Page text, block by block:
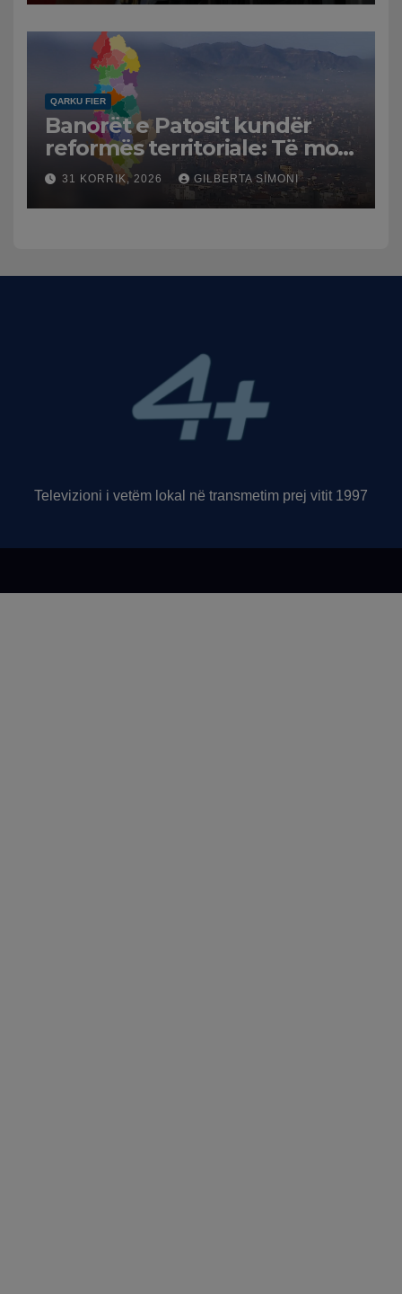
Mesme shtrenjtojnë naftën
dhe benzinën në vend
QARKU FIER
Banorët e Patosit kundër
reformës territoriale: Të mos
humbasim identitetin e
qytetit
31 KORRIK, 2026 GILBERTA SIMONI
Televizioni i vetëm lokal në transmetim prej vitit 1997